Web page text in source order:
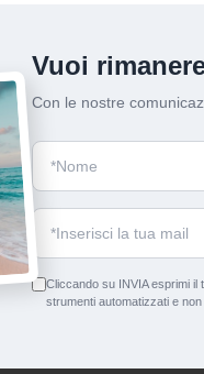
Vuoi
Con le nostre
Cliccando su INVIA esprimi il
strumenti automatizzati e